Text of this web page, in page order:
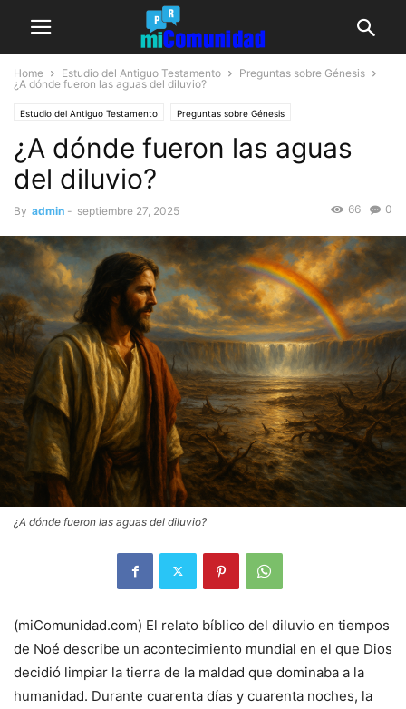
Home Estudio del Antiguo Testamento
Preguntas sobre Génesis
¿A dónde fueron las aguas del diluvio?
Estudio del Antiguo Testamento Preguntas sobre Génesis
¿A dónde fueron las aguas
del diluvio?
By admin - septiembre 27, 2025 0
66
¿A dónde fueron las aguas del diluvio?
(miComunidad.com) El relato bíblico del diluvio en tiempos
de Noé describe un acontecimiento mundial en el que Dios
decidió limpiar la tierra de la maldad que dominaba a la
humanidad. Durante cuarenta días y cuarenta noches, la